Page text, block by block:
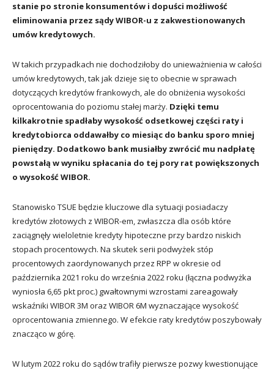
stanie po stronie konsumentów i dopuści możliwość
eliminowania przez sądy WIBOR-u z zakwestionowanych
umów kredytowych.
W takich przypadkach nie dochodziłoby do unieważnienia w całości
umów kredytowych, tak jak dzieje się to obecnie w sprawach
dotyczących kredytów frankowych, ale do obniżenia wysokości
oprocentowania do poziomu stałej marży. Dzięki temu
kilkakrotnie spadłaby wysokość odsetkowej części raty i
kredytobiorca oddawałby co miesiąc do banku sporo mniej
pieniędzy. Dodatkowo bank musiałby zwrócić mu nadpłatę
powstałą w wyniku spłacania do tej pory rat powiększonych
o wysokość WIBOR.
Stanowisko TSUE będzie kluczowe dla sytuacji posiadaczy
kredytów złotowych z WIBOR-em, zwłaszcza dla osób które
zaciągnęły wieloletnie kredyty hipoteczne przy bardzo niskich
stopach procentowych. Na skutek serii podwyżek stóp
procentowych zaordynowanych przez RPP w okresie od
października 2021 roku do września 2022 roku (łączna podwyżka
wyniosła 6,65 pkt proc.) gwałtownymi wzrostami zareagowały
wskaźniki WIBOR 3M oraz WIBOR 6M wyznaczające wysokość
oprocentowania zmiennego. W efekcie raty kredytów poszybowały
znacząco w górę.
W lutym 2022 roku do sądów trafiły pierwsze pozwy kwestionujące